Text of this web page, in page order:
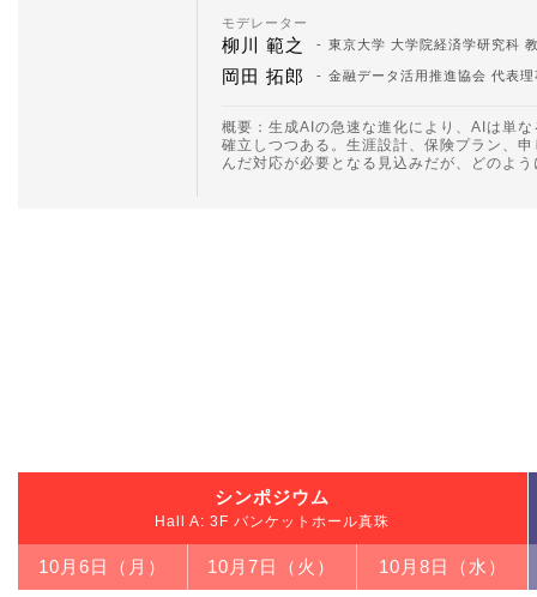
モデレーター
柳川 範之 東京大学 大学院経済学研究科
岡田 拓郎 金融データ活用推進協会 代表
概要：生成AIの急速な進化により、AIは単
確立しつつある。生涯設計、保険プラン、
んだ対応が必要となる見込みだが、どのよ
シンポジウム
Hall A: 3F バンケットホール真珠
10月6日（月） 10月7日（火） 10月8日（水）